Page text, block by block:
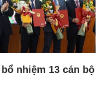
nhiệm 13 cán bộ